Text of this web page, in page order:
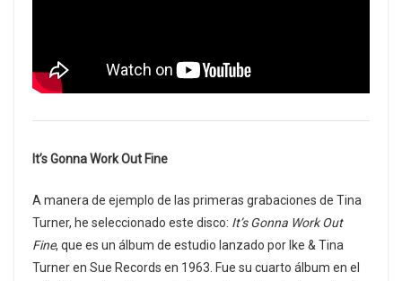
It’s Gonna Work Out Fine
A manera de ejemplo de las primeras grabaciones de Tina
Turner, he seleccionado este disco: It’s Gonna Work Out
Fine, que es un álbum de estudio lanzado por Ike & Tina
Turner en Sue Records en 1963. Fue su cuarto álbum en el